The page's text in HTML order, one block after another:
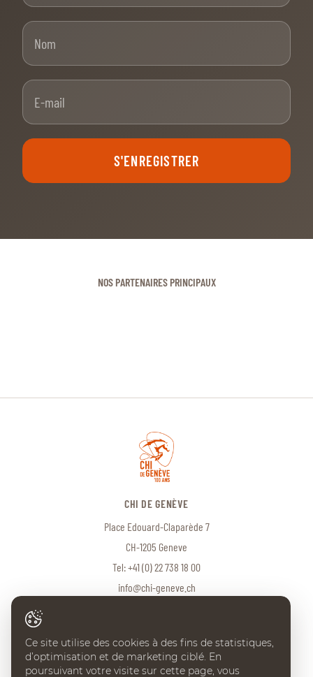
S'ENREGISTRER
NOS PARTENAIRES PRINCIPAUX
CHI DE GENÈVE
Place Edouard-Claparède 7
CH-1205 Geneve
Tel:+41 (0) 22 738 18 00
info@chi-geneve.ch
© 2026 CHI de Genève. Tous droits réservés
Created with♥byArtionet· Generated with IceCube2.Net
Ce site utilise des cookies à des fins de statistiques,
d’optimisation et de marketing ciblé. En
poursuivant votre visite sur cette page, vous